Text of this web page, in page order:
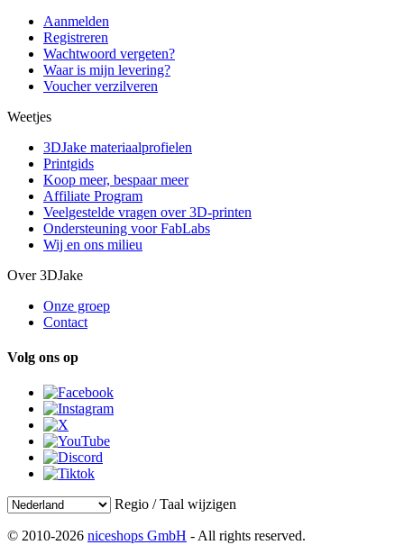
Aanmelden
Registreren
Wachtwoord vergeten?
Waar is mijn levering?
Voucher verzilveren
Weetjes
3DJake materiaalprofielen
Printgids
Koop meer, bespaar meer
Affiliate Program
Veelgestelde vragen over 3D-printen
Ondersteuning voor FabLabs
Wij en ons milieu
Over 3DJake
Onze groep
Contact
Volg ons op
Regio / Taal wijzigen
© 2010-2026 niceshops GmbH - All rights reserved.